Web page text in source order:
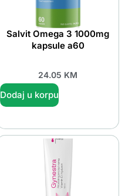
Salvit Omega 3 1000mg
kapsule a60
24.05 KM
Dodaj u korpu